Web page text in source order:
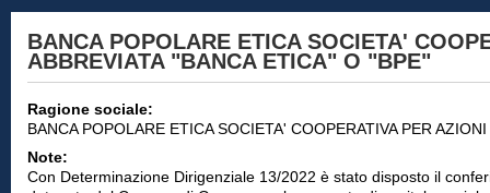
BANCA POPOLARE ETICA SOCIETA'
ABBREVIATA "BANCA ETICA" O "BPE"
Ragione sociale:
BANCA POPOLARE ETICA SOCIETA' COOPERATIVA PER
Note:
Con Determinazione Dirigenziale 13/2022 è stato disposto il